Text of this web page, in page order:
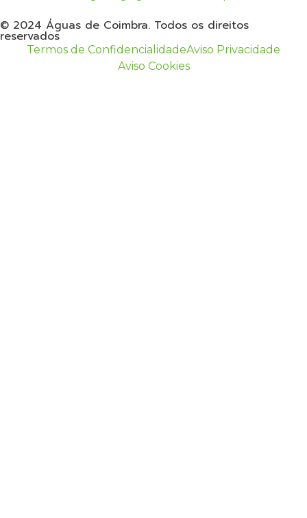
© 2024 Águas de Coimbra. Todos os direitos
reservados
Termos de ConfidencialidadeAviso Privacidade
Aviso Cookies